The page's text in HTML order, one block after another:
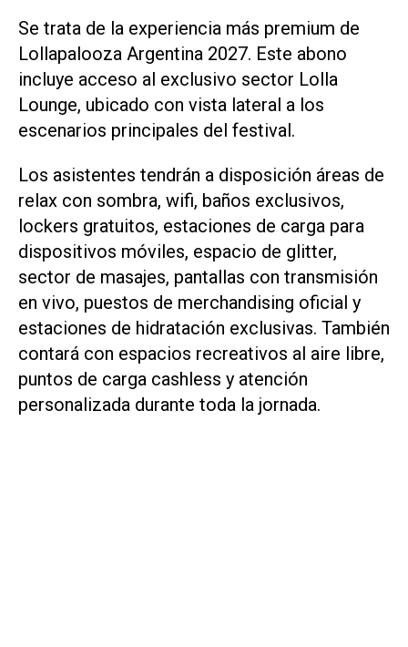
Se trata de la experiencia más premium de
Lollapalooza Argentina 2027. Este abono
incluye acceso al exclusivo sector Lolla
Lounge, ubicado con vista lateral a los
escenarios principales del festival.
Los asistentes tendrán a disposición áreas de
relax con sombra, wifi, baños exclusivos,
lockers gratuitos, estaciones de carga para
dispositivos móviles, espacio de glitter,
sector de masajes, pantallas con transmisión
en vivo, puestos de merchandising oficial y
estaciones de hidratación exclusivas. También
contará con espacios recreativos al aire libre,
puntos de carga cashless y atención
personalizada durante toda la jornada.